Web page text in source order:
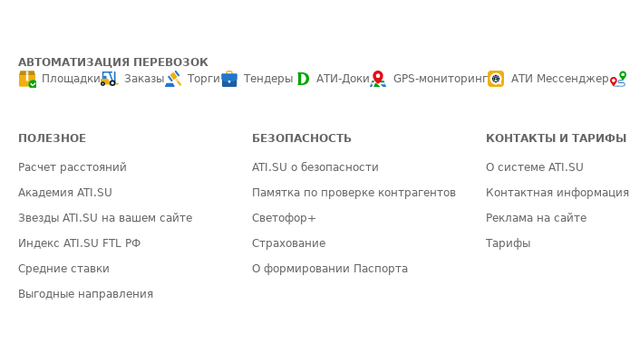
АВТОМАТИЗАЦИЯ ПЕРЕВОЗОК
Площадки
Заказы Торги Тендеры АТИ-Доки GPS-мониторинг АТИ Мессенджер
ПОЛЕЗНОЕ
Расчет расстояний
Академия ATI.SU
Звезды ATI.SU на вашем сайте
Индекс ATI.SU FTL РФ
Средние ставки
Выгодные направления
БЕЗОПАСНОСТЬ
ATI.SU о безопасности
Памятка по проверке контрагентов
Светофор+
Страхование
О формировании Паспорта
КОНТАКТЫ И ТАРИФЫ
О системе ATI.SU
Контактная информация
Реклама на сайте
Тарифы